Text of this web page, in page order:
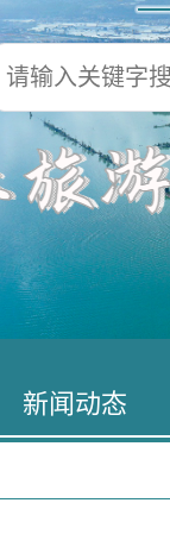
新闻动态